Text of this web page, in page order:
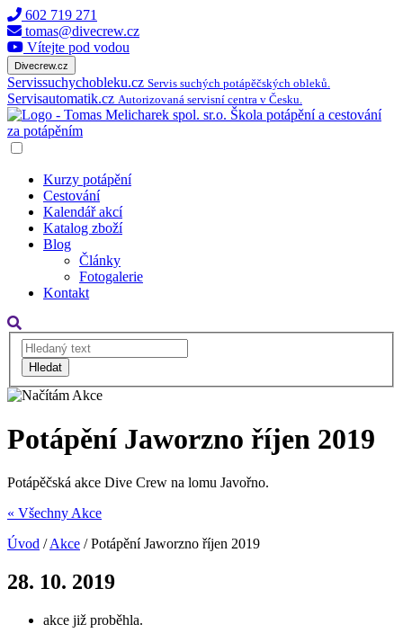
602 719 271
tomas@divecrew.cz
Vítejte pod vodou
Divecrew.cz
Servissuchychobleku.cz Servis suchých potápěčských obleků.
Servisautomatik.cz Autorizovaná servisní centra v Česku.
Kurzy potápění
Cestování
Kalendář akcí
Katalog zboží
Blog
Články
Fotogalerie
Kontakt
Hledat
Potápění Jaworzno říjen 2019
Potápěčská akce Dive Crew na lomu Javořno.
« Všechny Akce
Úvod /Akce /Potápění Jaworzno říjen 2019
28. 10. 2019
akce již proběhla.